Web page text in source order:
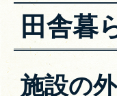
田舎暮
施設の